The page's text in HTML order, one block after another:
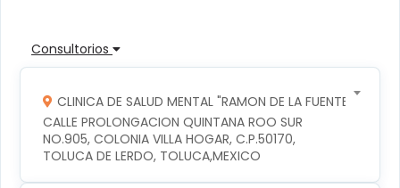
Consultorios
CLINICA DE SALUD MENTAL "RAMON DE LA FUENTE"
CALLE PROLONGACION QUINTANA ROO SUR
NO.905, COLONIA VILLA HOGAR, C.P.50170,
TOLUCA DE LERDO, TOLUCA,MEXICO